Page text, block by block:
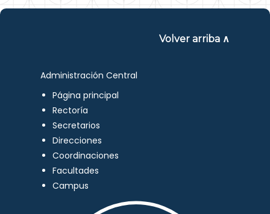
Volver arriba ∧
Administración Central
Página principal
Rectoría
Secretarios
Direcciones
Coordinaciones
Facultades
Campus